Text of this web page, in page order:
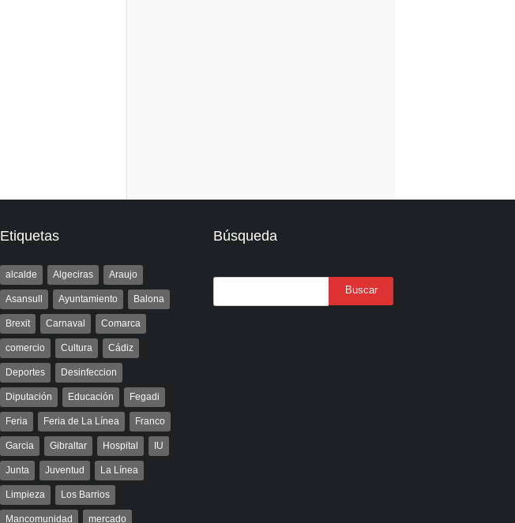
Etiquetas
alcalde Algeciras Araujo
Asansull Ayuntamiento Balona
Brexit Carnaval Comarca
comercio Cultura Cádiz
Deportes Desinfeccion
Diputación Educación Fegadi
Feria Feria de La Línea Franco
Garcia Gibraltar Hospital IU
Junta Juventud La Línea
Limpieza Los Barrios
Mancomunidad mercado
Búsqueda